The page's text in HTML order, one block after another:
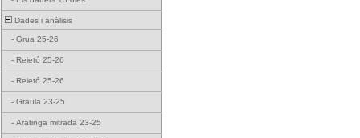
Dades i anàlisis
- Grua 25-26
- Reietó 25-26
- Reietó 25-26
- Graula 23-25
- Aratinga mitrada 23-25